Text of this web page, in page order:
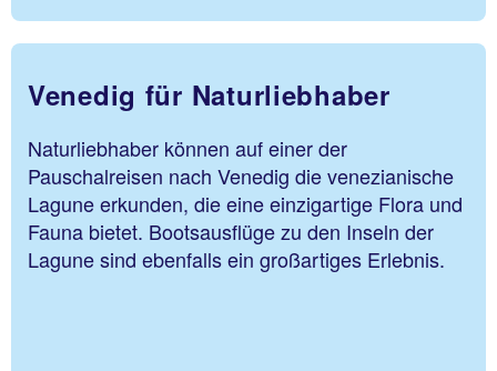
Venedig für Naturliebhaber
Naturliebhaber können auf einer der
Pauschalreisen nach Venedig die venezianische
Lagune erkunden, die eine einzigartige Flora und
Fauna bietet. Bootsausflüge zu den Inseln der
Lagune sind ebenfalls ein großartiges Erlebnis.